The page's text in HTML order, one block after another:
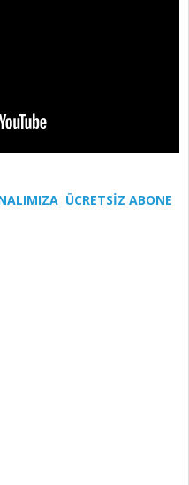
ÜCRETSİZ ABONE